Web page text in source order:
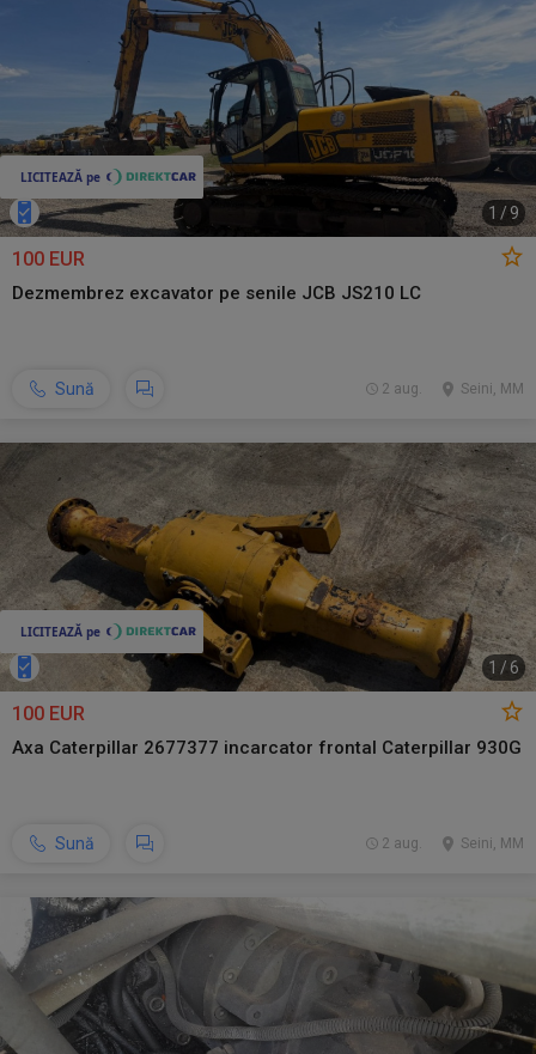
1 / 9
100 EUR
Dezmembrez excavator pe senile JCB JS210 LC
Sună Seini, MM
2 aug.
1 /6
100 EUR
Axa Caterpillar 2677377 incarcator frontal Caterpillar 930G
Sună Seini, MM
2 aug.